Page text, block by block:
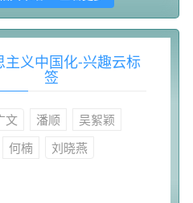
主义中国化-兴趣云标
签
文 潘顺
吴絮颖
何楠
刘晓燕